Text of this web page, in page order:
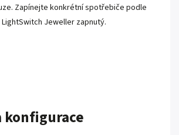
Zapínejte konkrétní spotřebiče podle
Jeweller zapnutý.